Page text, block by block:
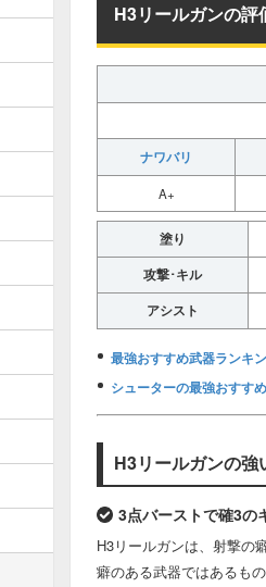
H3リールガンの評
ナワバリ
A+
塗り
攻撃･キル
アシスト
最強おすすめ武器ランキン
シューターの最強おすす
H3リールガンの強
3点バーストで確3の
H3リールガンは、射撃の
癖のある武器ではあるも